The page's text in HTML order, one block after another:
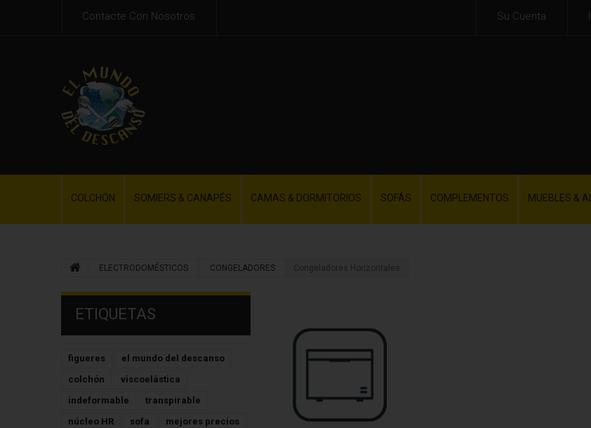
Contacte Con Nosotros Su Cuenta
COLCHÓN SOMIERS & CANAPÉS CAMAS & DORMITORIOS SOFÁS COMPLEMENTOS MUEBLES &
ELECTRODOMÉSTICOS CONGELADORES Congeladores Horizontales
ETIQUETAS
figueres
el mundo del descanso
colchón
viscoelástica
indeformable
transpirable
núcleo HR
sofa
mejores precios